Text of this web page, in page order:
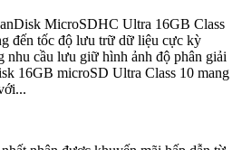
MicroSDHC Ultra 16GB Class
đến tốc độ lưu trữ dữ liệu cực kỳ
nhu cầu lưu giữ hình ảnh độ phân giải
16GB microSD Ultra Class 10 mang